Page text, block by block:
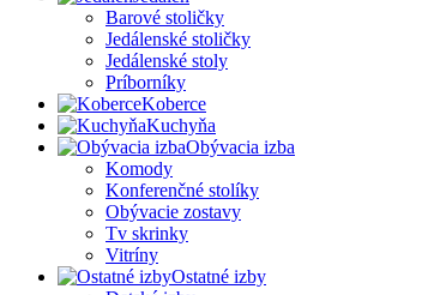
Barové stoličky
Jedálenské stoličky
Jedálenské stoly
Príborníky
Koberce
Kuchyňa
Obývacia izba
Komody
Konferenčné stolíky
Obývacie zostavy
Tv skrinky
Vitríny
Ostatné izby